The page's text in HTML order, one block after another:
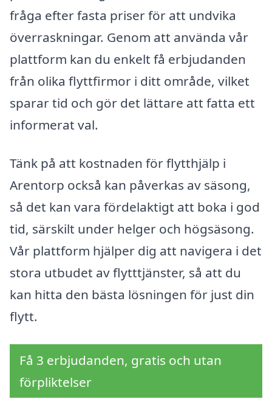
fråga efter fasta priser för att undvika
överraskningar. Genom att använda vår
plattform kan du enkelt få erbjudanden
från olika flyttfirmor i ditt område, vilket
sparar tid och gör det lättare att fatta ett
informerat val.
Tänk på att kostnaden för flytthjälp i
Arentorp också kan påverkas av säsong,
så det kan vara fördelaktigt att boka i god
tid, särskilt under helger och högsäsong.
Vår plattform hjälper dig att navigera i det
stora utbudet av flytttjänster, så att du
kan hitta den bästa lösningen för just din
flytt.
Få 3 erbjudanden, gratis och utan
förpliktelser